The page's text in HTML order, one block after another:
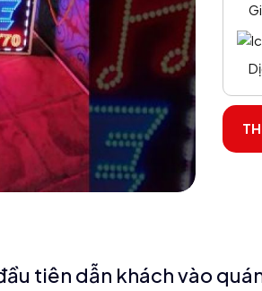
tiên dẫn khách vào